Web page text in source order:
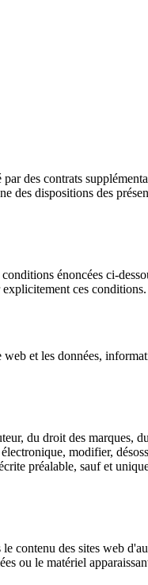
des contrats
des dispositions des
énoncées ci-
ces conditions.
et les données,
du droit des marques,
modifier,
préalable, sauf et
contenu des sites web
ou le matériel